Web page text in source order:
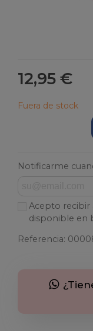
12,95 €
Fuera de stock
Notificarme
Acepto recibir
disponible en
Referencia: